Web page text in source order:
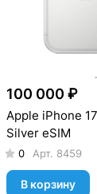
100 000 ₽
Apple iPhone
Silver eSIM
0 Арт. 8459
В корзину